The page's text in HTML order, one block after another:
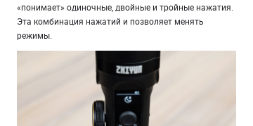
«понимает» одиночные, двойные и тройные нажатия.
Эта комбинация нажатий и позволяет менять
режимы.